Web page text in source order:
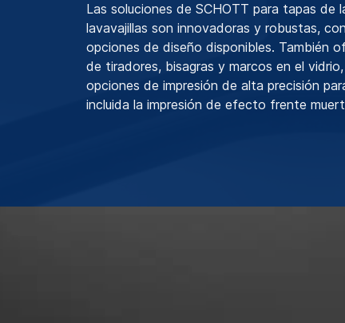
Las soluciones de SCHOTT para tapas de
lavavajillas son innovadoras y robustas,
opciones de diseño disponibles. También
de tiradores, bisagras y marcos en el
opciones de impresión de alta precisión
incluida la impresión de efecto frente